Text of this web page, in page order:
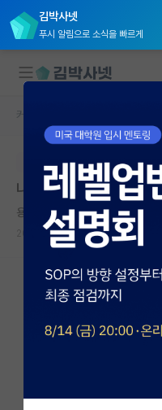
김박사넷
푸시 알림으로 소식을 빠르게
대학원생 모집
국내대학원 정보
연구실&오픈랩
커뮤니티
커뮤니티 홈
전체글보기
베스트 게시판
자유 게시판(아무개랩)
커뮤니티 홈
본문이 수정되지 않는 박제글입
나고야대 화생공 3.69 →
용감한 앨런 튜링
2025.07.30 2 3669